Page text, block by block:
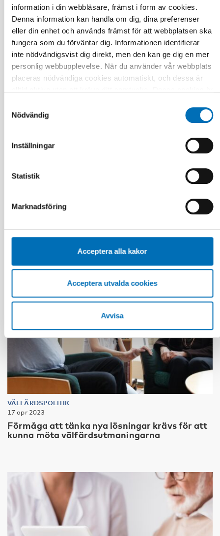
information i din webbläsare, främst i form av cookies.
Denna information kan handla om dig, dina preferenser
eller din enhet och används främst för att webbplatsen ska
fungera som du förväntar dig. Informationen identifierar
inte nödvändigsvist dig direkt, men den kan ge dig en mer
personlig webbupplevelse. När du använder vår webbplats
placeras nödvändiga cookies automatiskt, och dessa är
dess funktioner. Vi respekterar din integritet, och du kan
välja vilka ytterligare cookies (statistiska, preferens,
marknadsföring och oklassificerade) du vill acceptera.
Klicka på de olika kategorirubrikerna för att ta reda på mer
blockering av cookies kan påverka din upplevelse av
webbplatsen och de tjänster vi erbjuder. Om du har besökt
cookies kan du alltid radera dem genom att navigera till
Nödvändig
Inställningar
Statistik
Marknadsföring
Acceptera alla kakor
Acceptera utvalda cookies
Avvisa
13 nov 2024
spanning care
VÄLFÄRDSPOLITIK
17 apr 2023
Förmåga att tänka nya lösningar krävs för att
kunna möta välfärdsutmaningarna